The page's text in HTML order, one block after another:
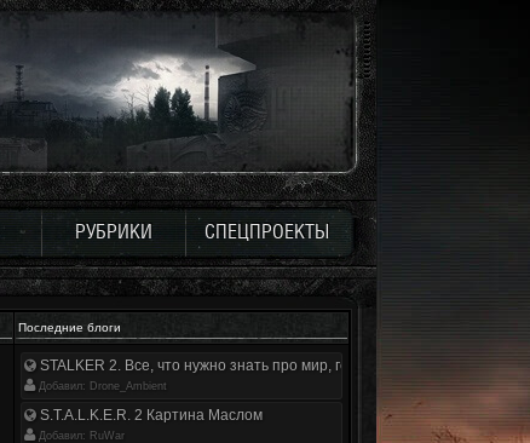
РУБРИКИ СПЕЦПРОЕКТЫ
Последние блоги
STALKER 2. Все, что нужно знать про мир, геймплей и сюжет | Разбор
Добавил: Drone_Ambient
S.T.A.L.K.E.R. 2 Картина Маслом
Добавил: RuWar